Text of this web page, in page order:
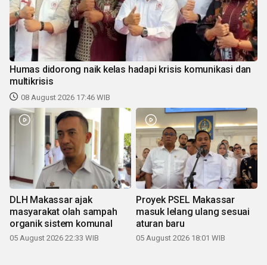
Humas didorong naik kelas hadapi krisis komunikasi dan
multikrisis
08 August 2026 17:46 WIB
DLH Makassar ajak
masyarakat olah sampah
organik sistem komunal
05 August 2026 22:33 WIB
Proyek PSEL Makassar
masuk lelang ulang sesuai
aturan baru
05 August 2026 18:01 WIB